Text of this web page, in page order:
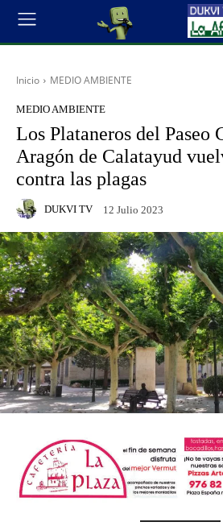
Inicio MEDIO AMBIENTE
MEDIO AMBIENTE
Los Plataneros del Paseo
Aragón de Calatayud
contra las plagas
DUKVI TV 12 Julio 2023